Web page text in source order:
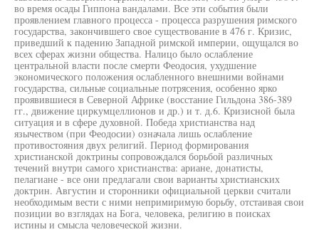
во время осады Гиппона вандалами. Все эти события были
проявлением главного процесса - процесса разрушения римского
государства, закончившего свое существование в 476 г. Кризис,
приведший к падению Западной римской империи, ощущался во
всех сферах жизни общества. Налицо было ослабление
центральной власти после смерти Феодосия, ухудшение
экономического положения ослабленного внешними войнами
государства, сильные социальные потрясения, особенно ярко
проявившиеся в Северной Африке (восстание Гильдона 386-389
гг., движение циркумцеллионов и др.) и т. д.6. Кризисной была
ситуация и в сфере духовной. Победа христианства над
язычеством (при Феодосии) означала лишь ослабление
противостояния двух религий. Период формирования
христианской доктрины сопровождался борьбой различных
течений внутри самого христианства: ариане, донатисты,
пелагиане - все они предлагали свои варианты христианских
доктрин. Августин и сторонники официальной церкви считали
необходимым вести с ними непримиримую борьбу, отстаивая свои
позиции во взглядах на Бога, человека, религию в поисках
истины и смысла человеческой жизни.